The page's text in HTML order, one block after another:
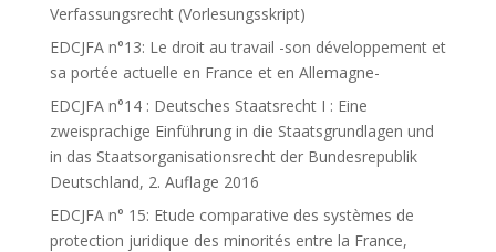
Verfassungsrecht (Vorlesungsskript)
EDCJFA n°13: Le droit au travail -son développement et
sa portée actuelle en France et en Allemagne-
EDCJFA n°14 : Deutsches Staatsrecht I : Eine
zweisprachige Einführung in die Staatsgrundlagen und
in das Staatsorganisationsrecht der Bundesrepublik
Deutschland, 2. Auflage 2016
EDCJFA n° 15: Etude comparative des systèmes de
protection juridique des minorités entre la France,